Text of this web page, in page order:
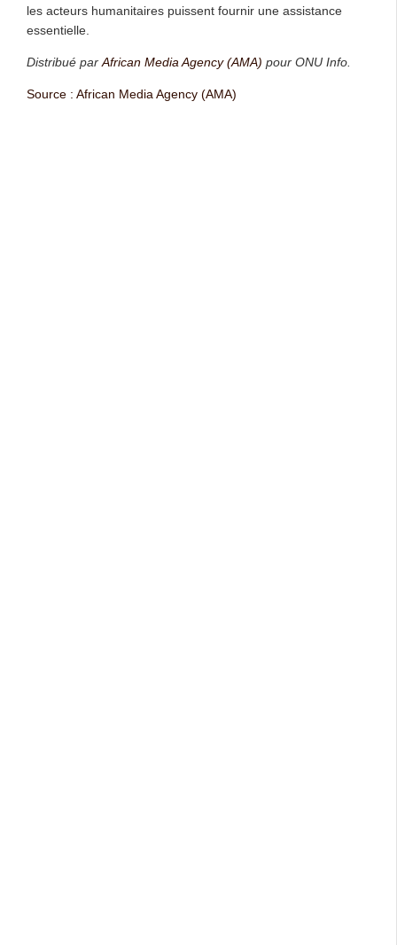
les acteurs humanitaires puissent fournir une assistance
essentielle.
Distribué parAfrican Media Agency (AMA) pour ONU Info.
Source : African Media Agency (AMA)